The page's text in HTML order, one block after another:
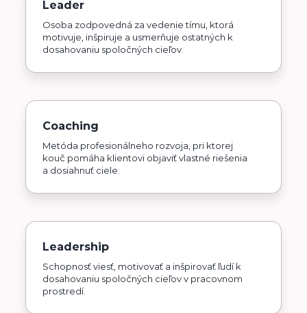
Leader
Osoba zodpovedná za vedenie tímu, ktorá
motivuje, inšpiruje a usmerňuje ostatných k
dosahovaniu spoločných cieľov.
Coaching
Metóda profesionálneho rozvoja, pri ktorej
kouč pomáha klientovi objaviť vlastné riešenia
a dosiahnuť ciele.
Leadership
Schopnosť viesť, motivovať a inšpirovať ľudí k
dosahovaniu spoločných cieľov v pracovnom
prostredí.